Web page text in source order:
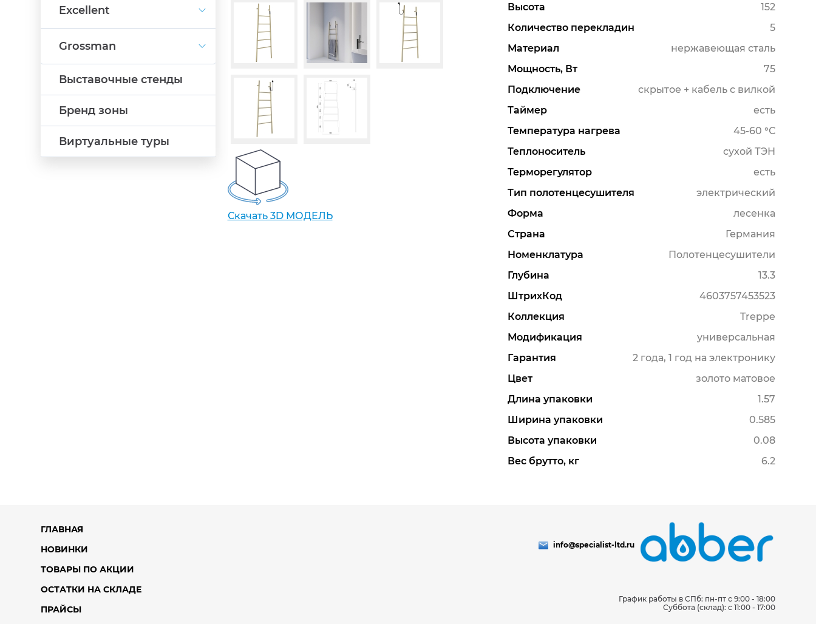
Excellent
Grossman
Выставочные стенды
Бренд зоны
Виртуальные туры
Скачать 3D МОДЕЛЬ
Высота
152
Количество перекладин
5
Материал
нержавеющая сталь
Мощность, Вт
75
Подключение
скрытое + кабель с вилкой
Таймер
есть
Температура нагрева
45-60 °С
Теплоноситель
сухой ТЭН
Терморегулятор
есть
Тип полотенцесушителя
электрический
Форма
лесенка
Страна
Германия
Номенклатура
Полотенцесушители
Глубина
13.3
ШтрихКод
4603757453523
Коллекция
Treppe
Модификация
универсальная
Гарантия
2 года, 1 год на электронику
Цвет
золото матовое
Длина упаковки
1.57
Ширина упаковки
0.585
Высота упаковки
0.08
Вес брутто, кг
6.2
ГЛАВНАЯ
НОВИНКИ
ТОВАРЫ ПО АКЦИИ
ОСТАТКИ НА СКЛАДЕ
ПРАЙСЫ
info@specialist-ltd.ru
График работы в СПб: пн-пт с 9:00 - 18:00
Суббота (склад): c 11:00 - 17:00